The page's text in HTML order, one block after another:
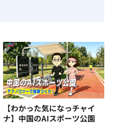
【わかった気になっチャイ
ナ】中国のAIスポーツ公園